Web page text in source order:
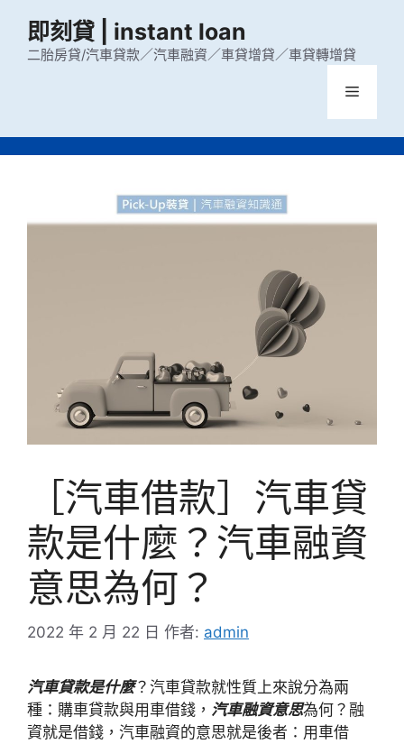
即刻貸 | instant loan
二胎房貸/汽車貸款／汽車融資／車貸增貸／車貸轉增貸
選
［汽車借款］汽車貸
款是什麼？汽車融資
意思為何？
2022 年 2 月 22 日 作者: admin
汽車貸款是什麼？汽車貸款就性質上來說分為兩
種：購車貸款與用車借錢， 汽車融資意思為何？融
資就是借錢，汽車融資的意思就是後者：用車借